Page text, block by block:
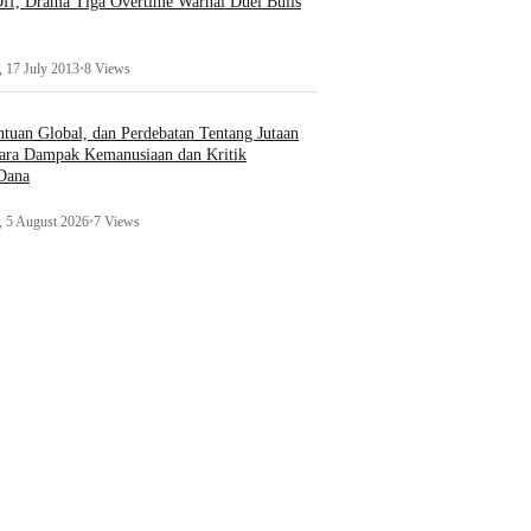
17 July 2013•8 Views
Global, dan Perdebatan Tentang Jutaan
Dampak Kemanusiaan dan Kritik
5 August 2026•7 Views